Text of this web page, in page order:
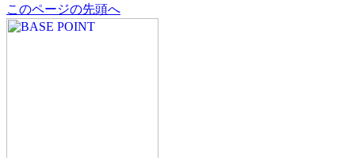
このページの先頭へ